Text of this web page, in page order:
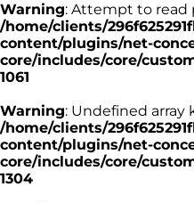
Warning: Attempt to read
/home/clients/
content/plugins/net-
core/includes/core/
1061
Warning: Undefined array
/home/clients/
content/plugins/net-
core/includes/core/
1304